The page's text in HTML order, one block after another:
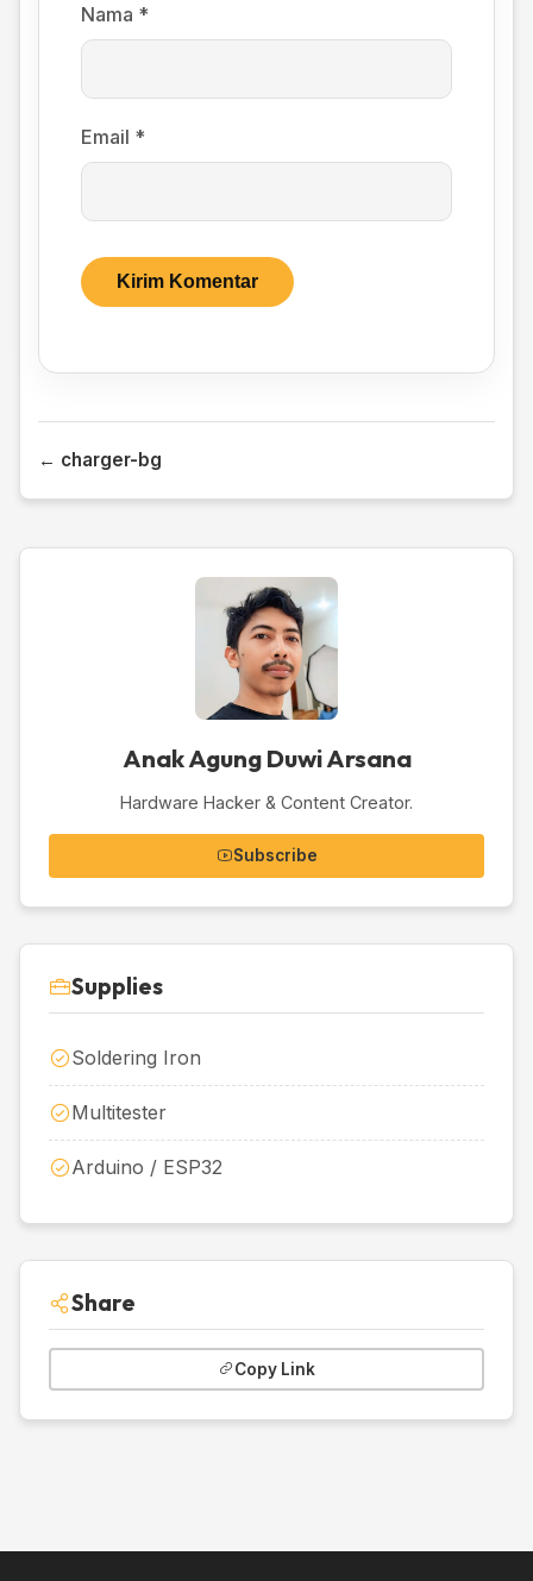
Nama *
Email *
← charger-bg
Anak Agung Duwi Arsana
Hardware Hacker & Content Creator.
Subscribe
Supplies
Soldering Iron
Multitester
Arduino / ESP32
Share
Copy Link